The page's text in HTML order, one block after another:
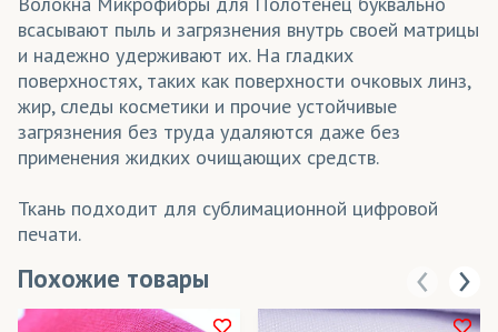
всасывают пыль и загрязнения внутрь своей матрицы
и надежно удерживают их. На гладких
поверхностях, таких как поверхности очковых линз,
жир, следы косметики и прочие устойчивые
загрязнения без труда удаляются даже без
применения жидких очищающих средств.
Ткань подходит для сублимационной цифровой
печати.
Похожие товары